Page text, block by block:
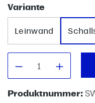
Varianteauswählen
Leinwand
Produkt
Produktnummer: